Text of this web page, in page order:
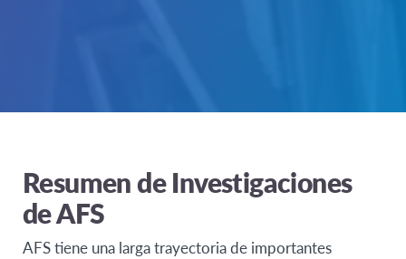
Resumen de Investigaciones
de AFS
AFS tiene una larga trayectoria de importantes